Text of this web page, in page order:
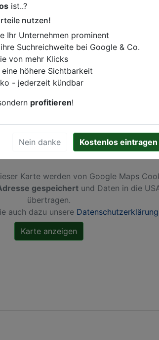
relevante Informationen hinzufügen?
wir Ihren Firmeneintrag um
abheben.
Karte werden von Google Maps
gespeichert und Daten in die
übertragen.
auch dazu unsere Datenschutzerklärung
ist..?
nutzen!
Ihr Unternehmen prominent
Suchreichweite bei Google & Co.
von mehr Klicks
eine höhere Sichtbarkeit
- jederzeit kündbar
profitieren!
Nein danke Kostenlos eintragen